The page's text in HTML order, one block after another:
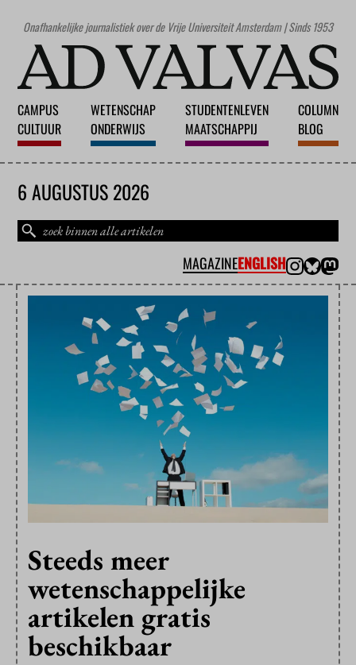
Onafhankelijke journalistiek over de Vrije Universiteit Amsterdam | Sinds 1953
CAMPUS
CULTUUR
WETENSCHAP
ONDERWIJS
STUDENTENLEVEN
MAATSCHAPPIJ
COLUMN
BLOG
6 AUGUSTUS 2026
MAGAZINEENGLISH
Steeds meer
wetenschappelijke
artikelen gratis
beschikbaar